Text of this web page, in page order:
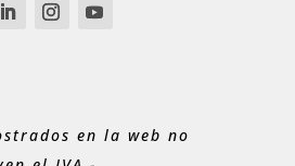
en la web no